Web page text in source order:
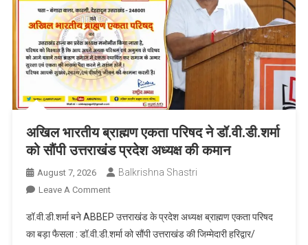
अखिल भारतीय ब्राह्मण एकता परिषद ने डॉ.वी.डी.शर्मा
को सौंपी उत्तराखंड प्रदेश अध्यक्ष की कमान
August 7, 2026 Balkrishna Shastri
Leave A CommentOn
भारतीय
ब्राह्मण
डॉ.वी.डी.शर्मा बने ABBEP उत्तराखंड के प्रदेश अध्यक्ष ब्राह्मण एकता परिषद
का बड़ा फैसला : डॉ.वी.डी.शर्मा को सौंपी उत्तराखंड की जिम्मेदारी हरिद्वार/